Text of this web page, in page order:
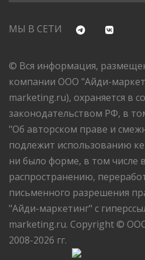
МЫ В СЕТИ
© Вся информация,
компании ООО "Айди-
marketing.ru), охраняется в
законодательством РФ, в
"Об авторском праве и
подлежит использованию
ни было форме, в том числе
распространению,
письменного разрешения
"Айди-маркетинг" с
marketing.ru. Copyright ©
2008-2026 гг.